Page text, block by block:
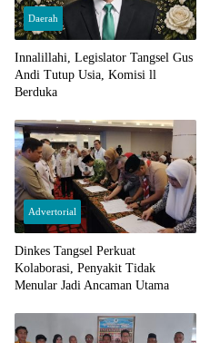
Daerah
Innalillahi, Legislator Tangsel Gus
Andi Tutup Usia, Komisi ll
Berduka
Advertorial
Dinkes Tangsel Perkuat
Kolaborasi, Penyakit Tidak
Menular Jadi Ancaman Utama